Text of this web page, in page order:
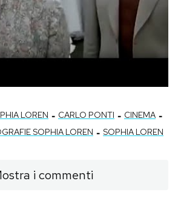
LOREN - CARLO PONTI - CINEMA -
SOPHIA LOREN - SOPHIA LOREN
i commenti